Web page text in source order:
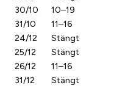
30/10
10–19
31/10
11–16
24/12
Stängt
25/12
Stängt
26/12
11–16
31/12
Stängt